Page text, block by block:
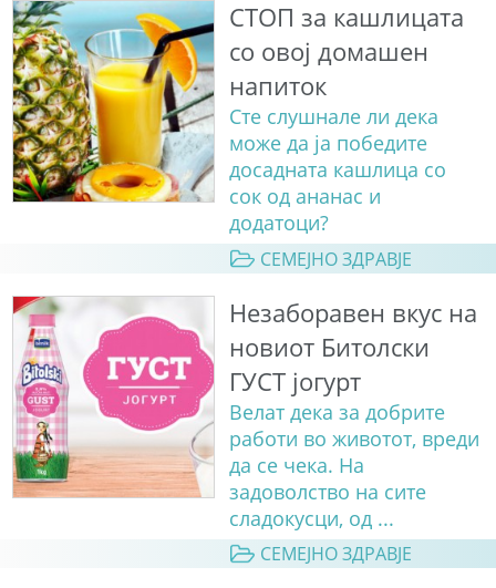
СТОП за кашлицата
со овој домашен
напиток
Сте слушнале ли дека
може да ја победите
досадната кашлица со
сок од ананас и
додатоци?
СЕМЕЈНО ЗДРАВЈЕ
Незаборавен вкус на
новиот Битолски
ГУСТ јогурт
Велат дека за добрите
работи во животот, вреди
да се чека. На
задоволство на сите
сладокусци, од ...
СЕМЕЈНО ЗДРАВЈЕ